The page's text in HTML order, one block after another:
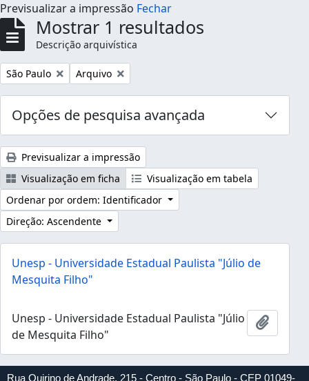
Previsualizar a impressão Fechar
Mostrar 1 resultados
Descrição arquivística
Remover filtro:
São Paulo Remover filtro:
Arquivo
Opções de pesquisa avançada
Previsualizar a impressão
Visualização em ficha
Visualização em tabela
Ordenar por ordem: Identificador
Direção: Ascendente
Unesp - Universidade Estadual Paulista "Júlio de
Mesquita Filho"
Unesp - Universidade Estadual Paulista "Júlio
de Mesquita Filho"
Rua Quirino de Andrade, 215 - Centro - São Paulo - CEP 01049-